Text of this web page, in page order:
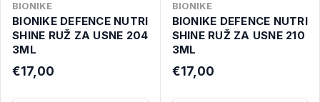
BIONIKE
BIONIKE DEFENCE NUTRI
SHINE RUŽ ZA USNE 204
3ML
€17,00
BIONIKE
BIONIKE DEFENCE NUTRI
SHINE RUŽ ZA USNE 210
3ML
€17,00